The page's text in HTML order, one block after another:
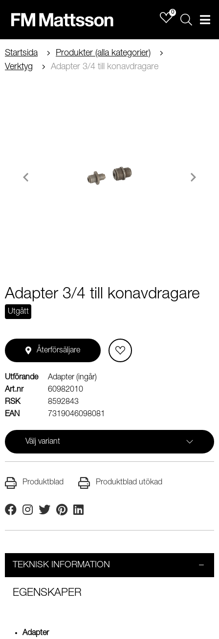
0
Sök
Startsida
Produkter (alla kategorier)
Verktyg
Adapter 3/4 till konavdragare
Adapter 3/4 till konavdragare
Utgått
Återförsäljare
Utförande
Adapter (ingår)
Art.nr
60982010
RSK
8592843
EAN
7319046098081
Välj variant
Produktblad Produktblad utökad
FacebookInstagram
TwitterPinterestLinkedin
TEKNISK INFORMATION
EGENSKAPER
Adapter